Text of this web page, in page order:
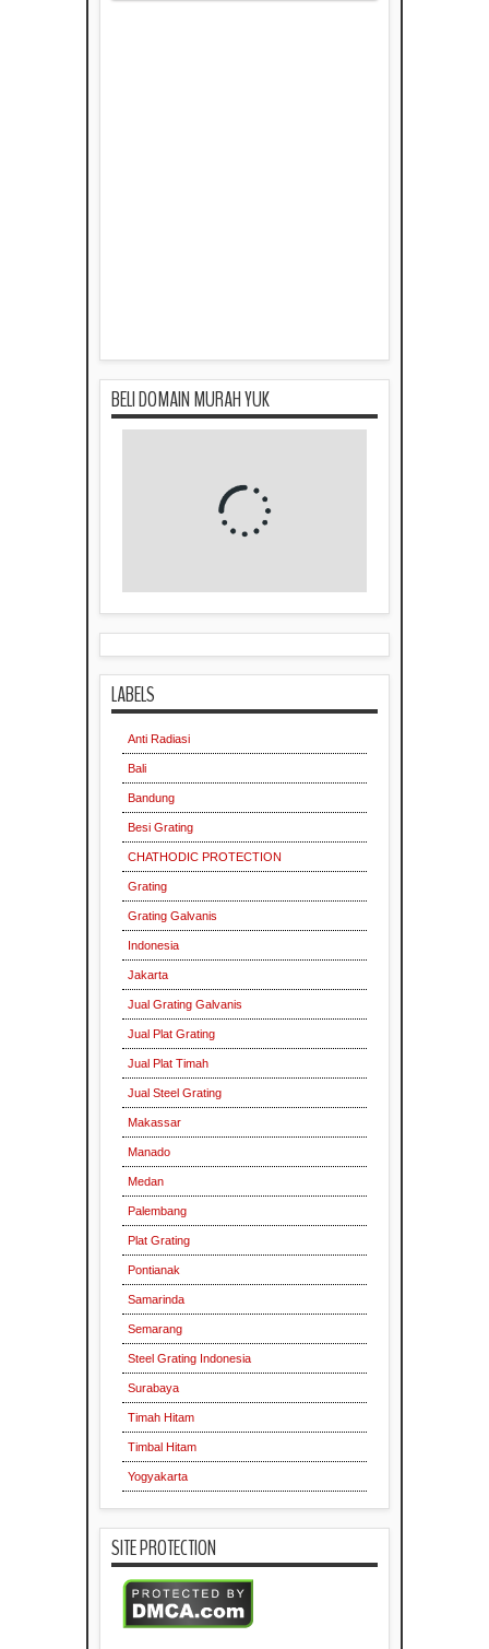
BELI DOMAIN MURAH YUK
LABELS
Anti Radiasi
Bali
Bandung
Besi Grating
CHATHODIC PROTECTION
Grating
Grating Galvanis
Indonesia
Jakarta
Jual Grating Galvanis
Jual Plat Grating
Jual Plat Timah
Jual Steel Grating
Makassar
Manado
Medan
Palembang
Plat Grating
Pontianak
Samarinda
Semarang
Steel Grating Indonesia
Surabaya
Timah Hitam
Timbal Hitam
Yogyakarta
SITE PROTECTION